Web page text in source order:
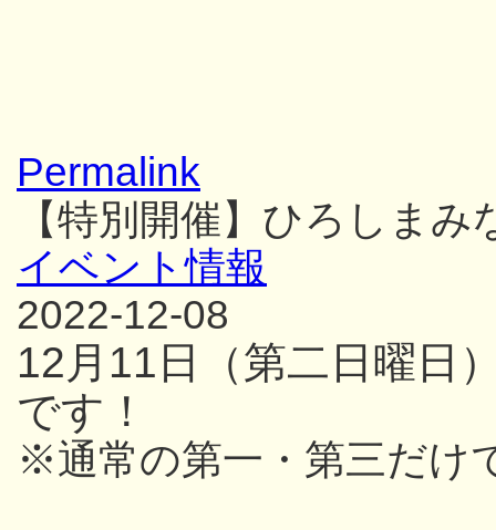
Permalink
【特別開催】ひろしま
イベント情報
2022-12-08
12月11日（第二日曜日
です！
※通常の第一・第三だけ